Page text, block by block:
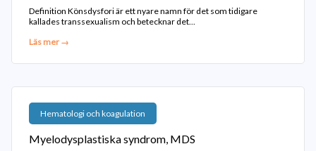
Definition Könsdysfori är ett nyare namn för det som tidigare
kallades transsexualism och betecknar det...
Läs mer →
Hematologi och koagulation
Myelodysplastiska syndrom, MDS